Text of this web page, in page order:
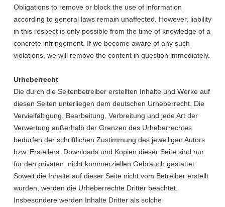
Obligations to remove or block the use of information
according to general laws remain unaffected. However, liability
in this respect is only possible from the time of knowledge of a
concrete infringement. If we become aware of any such
violations, we will remove the content in question immediately.
Urheberrecht
Die durch die Seitenbetreiber erstellten Inhalte und Werke auf
diesen Seiten unterliegen dem deutschen Urheberrecht. Die
Vervielfältigung, Bearbeitung, Verbreitung und jede Art der
Verwertung außerhalb der Grenzen des Urheberrechtes
bedürfen der schriftlichen Zustimmung des jeweiligen Autors
bzw. Erstellers. Downloads und Kopien dieser Seite sind nur
für den privaten, nicht kommerziellen Gebrauch gestattet.
Soweit die Inhalte auf dieser Seite nicht vom Betreiber erstellt
wurden, werden die Urheberrechte Dritter beachtet.
Insbesondere werden Inhalte Dritter als solche